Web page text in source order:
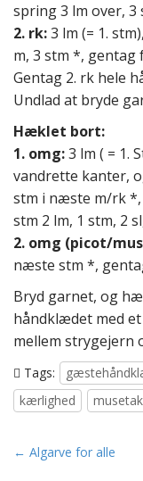
spring 3 lm over,
2. rk:3 lm (= 1.
m, 3 stm *,
Gentag 2. rk hele
Undlad at bryde
Hæklet bort:
1. omg:3 lm ( = 1.
vandrette kanter,
stm i næste m/rk
stm 2 lm, 1 stm, 2
2. omg (picot/
næste stm *,
Bryd garnet, og
håndklædet med
mellem strygejern
Tags:
kærlighed
P
← Algarve for alle